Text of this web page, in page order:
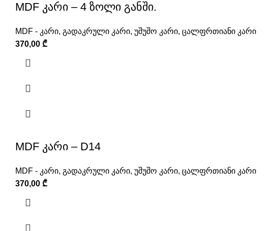
MDF კარი – 4 ზოლი განში.
MDF - კარი, გადაკრული კარი, უშუშო კარი, ცალფრთიანი კარი
370,00 ₾
MDF კარი – D14
MDF - კარი, გადაკრული კარი, უშუშო კარი, ცალფრთიანი კარი
370,00 ₾